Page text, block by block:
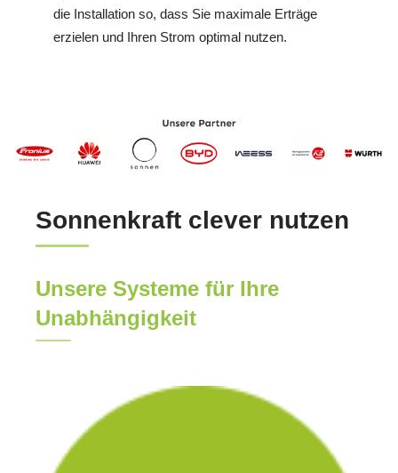
die Installation so, dass Sie maximale Erträge
erzielen und Ihren Strom optimal nutzen.
Sonnenkraft clever nutzen
Unsere Systeme für Ihre
Unabhängigkeit